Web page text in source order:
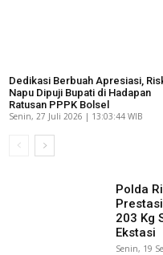
Dedikasi Berbuah Apresiasi,
Napu Dipuji Bupati di Hadapan
Ratusan PPPK Bolsel
Senin, 27 Juli 2026 | 13:03:44 WIB
Polda
203 Kg
Ekstasi
Senin, 19